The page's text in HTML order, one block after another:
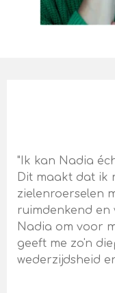
"Ik kan Nadia
Dit maakt dat ik
zielenroerselen
ruimdenkend en
Nadia om voor
geeft me zo'n
wederzijdsheid